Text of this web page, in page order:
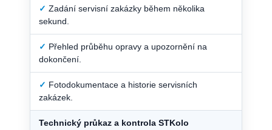
✓ Zadání servisní zakázky během několika
sekund.
✓ Přehled průběhu opravy a upozornění na
dokončení.
✓ Fotodokumentace a historie servisních
zakázek.
Technický průkaz a kontrola STKolo